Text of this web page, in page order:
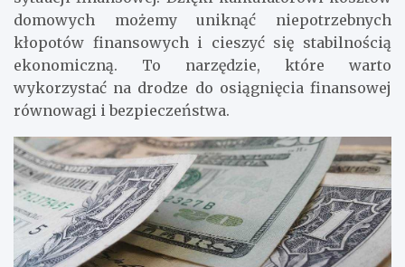
domowych możemy uniknąć niepotrzebnych
kłopotów finansowych i cieszyć się stabilnością
ekonomiczną. To narzędzie, które warto
wykorzystać na drodze do osiągnięcia finansowej
równowagi i bezpieczeństwa.